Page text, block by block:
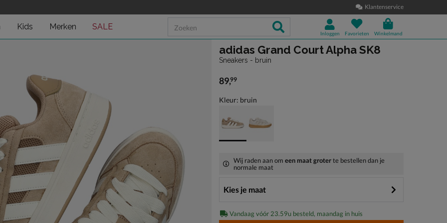
Klantenservice
Kids Merken SALE
Inloggen Favorieten Winkelmand
adidas Grand Court Alpha SK8
Sneakers - bruin
€ 89,99
89,99
Kleur: bruin
Wij raden aan om een maat groterte bestellen dan je
normale maat
Kies je maat
Vandaag vóór 23.59u besteld, maandag in huis